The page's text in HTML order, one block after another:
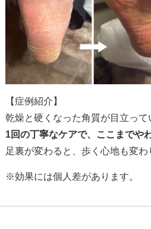
【症例紹介】
乾燥と硬くなった角質が目立って
1回の丁寧なケアで、ここまでや
足裏が変わると、歩く心地も変わ
※効果には個人差があります。